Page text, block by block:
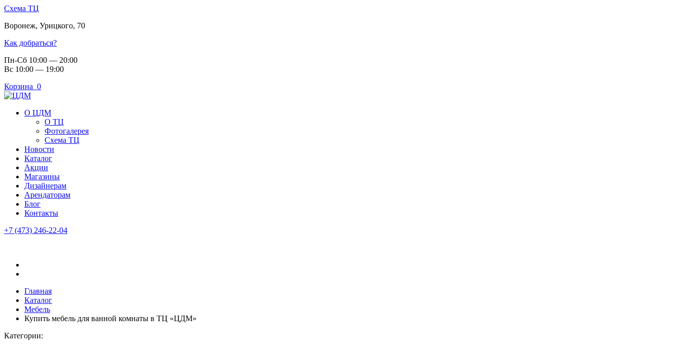
Схема ТЦ
Воронеж, Урицкого, 70
Как добраться?
Пн-Сб 10:00 — 20:00
Вс 10:00 — 19:00
Корзина 0
О ЦДМ
О ТЦ
Фотогалерея
Схема ТЦ
Новости
Каталог
Акции
Магазины
Дизайнерам
Арендаторам
Блог
Контакты
+7 (473) 246-22-04
Главная
Каталог
Мебель
Купить мебель для ванной комнаты в ТЦ «ЦДМ»
Категории: